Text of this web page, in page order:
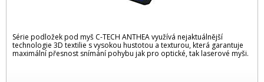
Série podložek pod myš C-TECH ANTHEA využívá nejaktuálnější
technologie 3D textilie s vysokou hustotou a texturou, která garantuje
maximální přesnost snímání pohybu jak pro optické, tak laserové myši.